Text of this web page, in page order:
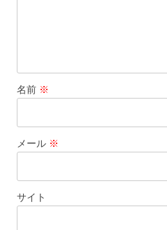
名前 ※
メール ※
サイト